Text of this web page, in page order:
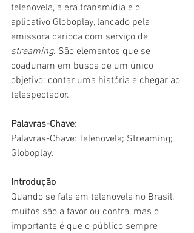
telenovela, a era transmídia e o
aplicativo Globoplay, lançado pela
emissora carioca com serviço de
streaming. São elementos que se
coadunam em busca de um único
objetivo: contar uma história e chegar ao
telespectador.
Palavras-Chave:
Palavras-Chave: Telenovela; Streaming;
Globoplay.
Introdução
Quando se fala em telenovela no Brasil,
muitos são a favor ou contra, mas o
importante é que o público sempre